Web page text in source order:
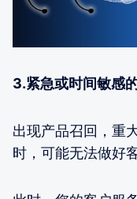
3.紧急或时间敏感
出现产品召回，重
时，可能无法做好